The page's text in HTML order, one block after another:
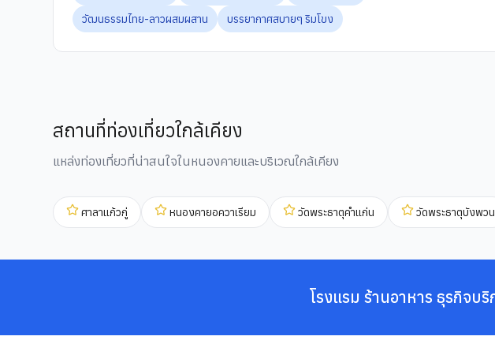
วัฒนธรรมไทย-ลาวผสมผสาน
บรรยากาศสบายๆ ริมโขง
สถานที่ท่องเที่ยวใกล้เคียง
แหล่งท่องเที่ยวที่น่าสนใจในหนองคายและบริเวณใกล้เคียง
ศาลาแก้วกู่ หนองคายอควาเรียม วัดพระธาตุคำแก่น วัดพระธาตุบังพวน
โรงแรม ร้านอาหาร ธุรกิจบ